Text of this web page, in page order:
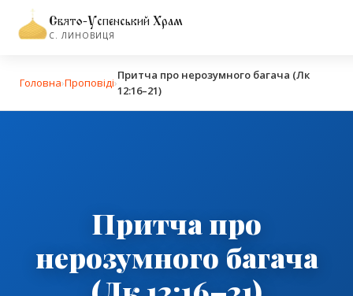
Свято-Успенський Храм
С. ЛИНОВИЦЯ
Головна›Проповіді›
Притча про нерозумного багача (Лк
12:16–21)
Притча про
нерозумного багача